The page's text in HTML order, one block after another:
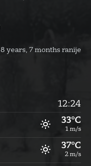
8 years, 7 months ranije
12:24
33°C
1 m/s
37°C
2 m/s